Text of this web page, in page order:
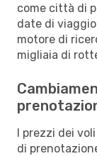
come città di
date di
motore di
migliaia di
I prezzi dei
di